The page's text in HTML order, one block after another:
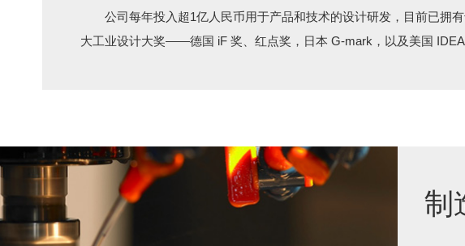
公司每年投入超1亿人民币用于产品和技术的设计研发，目前已拥
大工业设计大奖——德国 iF 奖、红点奖，日本 G-mark，以及美国 IDEA
制